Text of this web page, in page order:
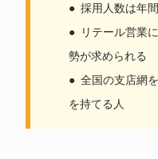
採用人数は年
リテール営業
勢が求められる
全国の支店網
を持てる人